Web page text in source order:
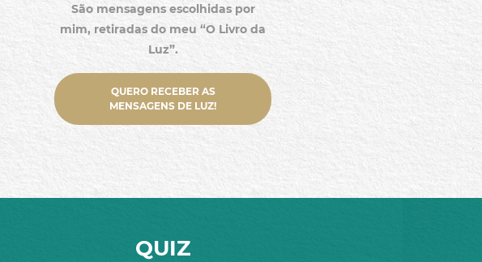
São mensagens escolhidas por
mim, retiradas do meu “O Livro da
Luz”.
QUERO RECEBER AS
MENSAGENS DE LUZ!
QUIZ